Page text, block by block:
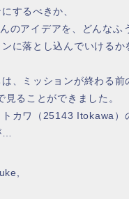
するべきか、
のアイデアを、どんなふ
に落とし込んでいけるか
、ミッションが終わる前
見ることができました。
カワ（25143 Itokawa）